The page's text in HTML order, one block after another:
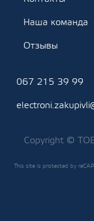
Наша команда
Отзывы
067 215 39 99
Copyright © ТОВ
This site is protected by